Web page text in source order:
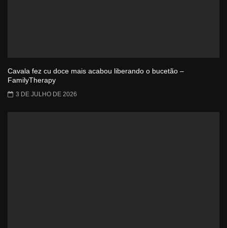
Cavala fez cu doce mais acabou liberando o bucetão –
FamilyTherapy
3 DE JULHO DE 2026